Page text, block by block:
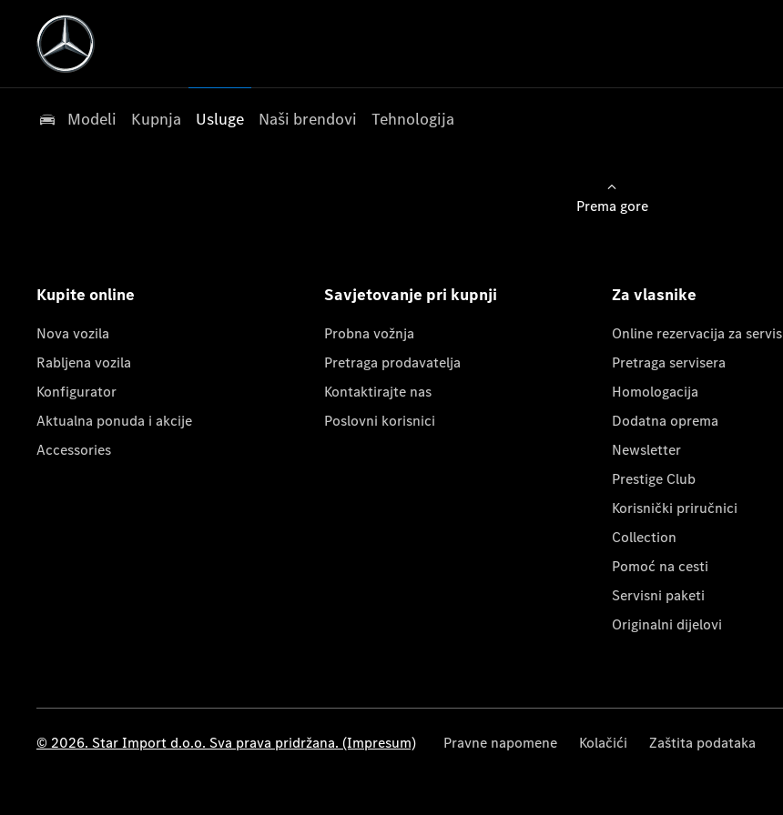
Modeli Kupnja Usluge Naši brendovi Tehnologija
Prema gore
Kupite online
Nova vozila
Rabljena vozila
Konfigurator
Aktualna ponuda i akcije
Accessories
Savjetovanje pri kupnji
Probna vožnja
Pretraga prodavatelja
Kontaktirajte nas
Poslovni korisnici
Za vlasnike
Online rezervacija za servis
Pretraga servisera
Homologacija
Dodatna oprema
Newsletter
Prestige Club
Korisnički priručnici
Collection
Pomoć na cesti
Servisni paketi
Originalni dijelovi
© 2026. Star Import d.o.o. Sva prava pridržana. (Impresum) Pravne napomene Kolačići Zaštita podataka